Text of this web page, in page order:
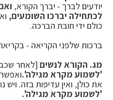
יודעים לברך - יברך הקורא,
לכתחילה יברכו השומעים,
כולם ידי חובת הברכה.
ברכות שלפני הקריאה -
מג. הקורא לנשים [לאחר
'לשמוע מקרא מגילה'.
את כולן, ואין עדיפות בזה.
'לשמוע מקרא מגילה'.